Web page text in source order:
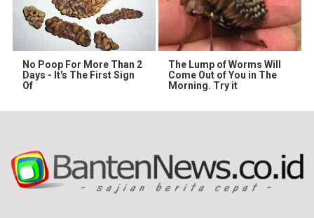
No Poop For More Than 2
Days - It's The First Sign
Of
The Lump of Worms Will
Come Out of You in The
Morning. Try it